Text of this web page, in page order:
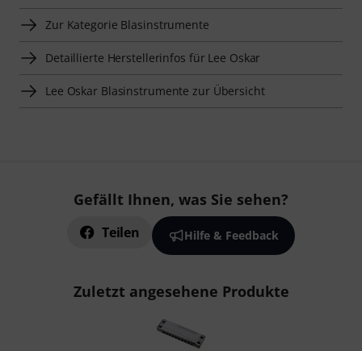
Zur Kategorie Blasinstrumente
Detaillierte Herstellerinfos für Lee Oskar
Lee Oskar Blasinstrumente zur Übersicht
Gefällt Ihnen, was Sie sehen?
Teilen Hilfe & Feedback
Zuletzt angesehene Produkte